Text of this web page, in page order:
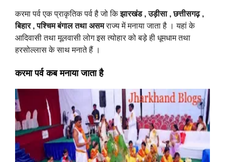
करमा पर्व एक प्राकृतिक पर्व है जो किझारखंड , उड़ीसा , छत्तीसगढ़ ,
बिहार , पश्चिम बंगाल तथा असमराज्य में मनाया जाता है । यहां के
आदिवासी तथा मूलवासी लोग इस त्योहार को बड़े ही धूमधाम तथा
हरसोल्लास के साथ मनाते हैं ।
करमा पर्व कब मनाया जाता है